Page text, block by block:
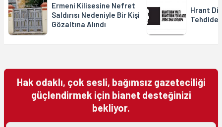
Ermeni Kilisesine Nefret
Saldırısı Nedeniyle Bir Kişi
Gözaltına Alındı
Hrant
Tehdide
Hak odaklı, çok sesli, bağımsız gazeteciliği
güçlendirmek için bianet desteğinizi
bekliyor.